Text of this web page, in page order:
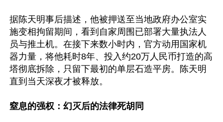
据陈天明事后描述，他被押送至当地政府办公室实
施变相拘留期间，看到自家周围已部署大量执法人
员与推土机。在接下来数小时内，官方动用国家机
器力量，将他耗时8年、投入约20万人民币打造的高
塔彻底拆除，只留下最初的单层石造平房。陈天明
直到当天深夜才被释放。
窒息的强权：幻灭后的法律死胡同